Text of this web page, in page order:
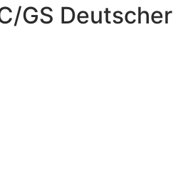
GS Deutscher